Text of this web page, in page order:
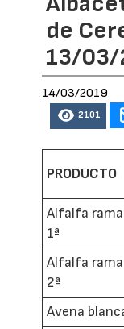
de
13/03/
14/03/2019
2101
PRODUCTO
Alfalfa
1ª
Alfalfa
2ª
Avena